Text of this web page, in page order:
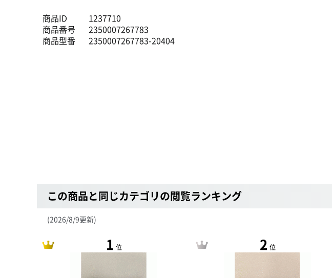
商品ID
1237710
商品番号
2350007267783
商品型番
2350007267783-20404
この商品と同じカテゴリの閲覧ランキング
(2026/8/9更新)
1 位 2 位